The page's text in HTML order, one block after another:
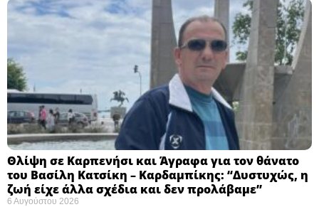
Θλίψη σε Καρπενήσι και Άγραφα για τον θάνατο
του Βασίλη Κατσίκη – Καρδαμπίκης: “Δυστυχώς, η
ζωή είχε άλλα σχέδια και δεν προλάβαμε”
6 Αυγούστου 2026